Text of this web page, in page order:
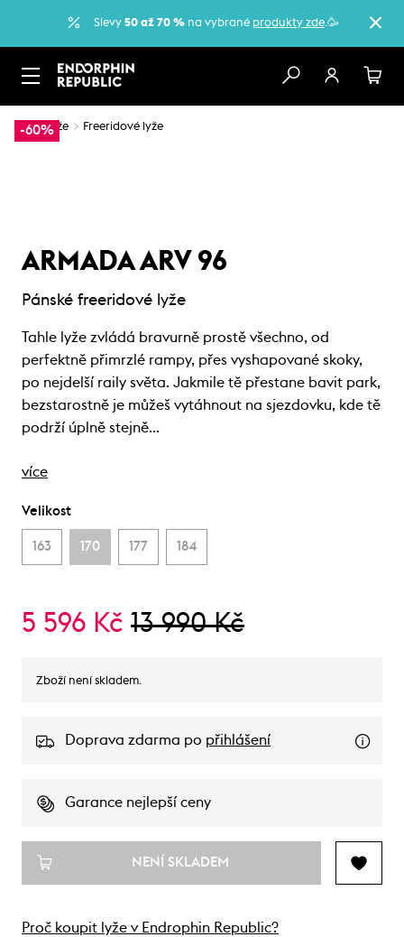
Slevy 50 až 70 % na vybrané produkty zde.🥳
-60%
… Lyže Freeridové lyže
ARMADA ARV 96
Pánské freeridové lyže
Tahle lyže zvládá bravurně prostě všechno, od
perfektně přimrzlé rampy, přes vyshapované skoky,
po nejdelší raily světa. Jakmile tě přestane bavit park,
bezstarostně je můžeš vytáhnout na sjezdovku, kde tě
podrží úplně stejně…
více
Velikost
163 170 177 184
5 596 Kč 13 990 Kč
Zboží není skladem.
Doprava zdarma po přihlášení
Garance nejlepší ceny
NENÍ SKLADEM
Proč koupit lyže v Endrophin Republic?